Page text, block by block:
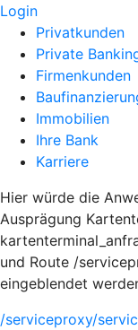
Login
Privatkunden
Private
Firmenkunden
Immobilien
Ihre Bank
Karriere
Hier würde die
Ausprägung
und Route /
eingeblendet
/serviceproxy/